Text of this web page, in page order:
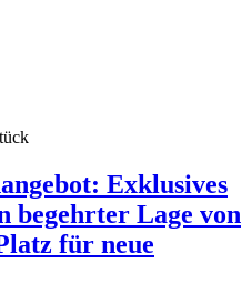
Exklusives
begehrter Lage von
für neue